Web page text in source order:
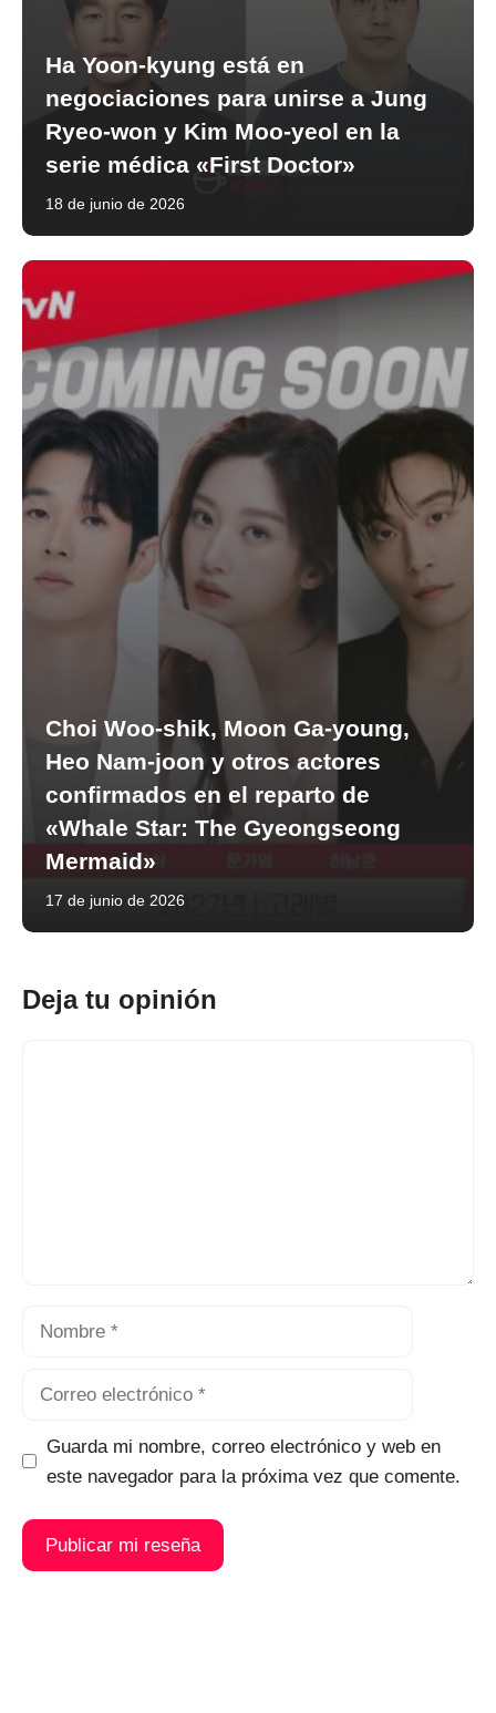
Ha Yoon-kyung está en
negociaciones para unirse a Jung
Ryeo-won y Kim Moo-yeol en la
serie médica «First Doctor»
18 de junio de 2026
Choi Woo-shik, Moon Ga-young,
Heo Nam-joon y otros actores
confirmados en el reparto de
«Whale Star: The Gyeongseong
Mermaid»
17 de junio de 2026
Deja tu opinión
Guarda mi nombre, correo electrónico y web en
este navegador para la próxima vez que comente.